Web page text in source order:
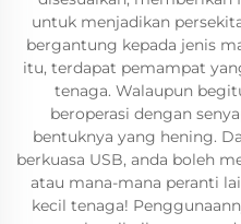
untuk menjadikan
bergantung kepada jenis
itu, terdapat pemampat
tenaga. Walaupun
beroperasi dengan
bentuknya yang hening.
berkuasa USB, anda boleh
atau mana-mana peranti
kecil tenaga!